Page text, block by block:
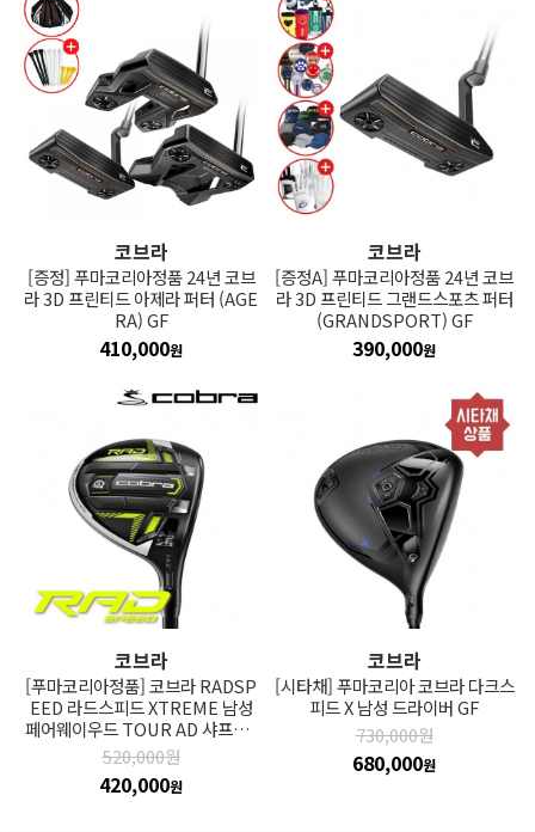
코브라
[증정] 푸마코리아정품 24년 코브
라 3D 프린티드 아제라 퍼터 (AGE
RA) GF
410,000원
코브라
[증정A] 푸마코리아정품 24년 코브
라 3D 프린티드 그랜드스포츠 퍼터
(GRANDSPORT) GF
390,000원
코브라
[푸마코리아정품] 코브라 RADSP
EED 라드스피드 XTREME 남성
페어웨이우드 TOUR AD 샤프트_
GF
520,000원
420,000원
코브라
[시타채] 푸마코리아 코브라 다크스
피드 X 남성 드라이버 GF
730,000원
680,000원